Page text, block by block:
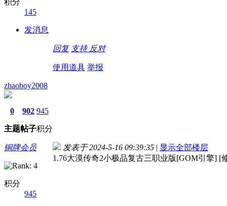
145
发消息
回复 支持 反对
使用道具 举报
zhaoboy2008
0
主题
902
帖子
945
积分
铜牌会员
积分
945
发表于 2024-5-16 09:39:35 | 显示全部楼层
1.76大漠传奇2小极品复古三职业版[GOM引擎] [